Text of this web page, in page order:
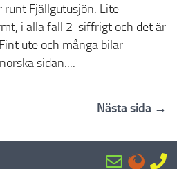
runt Fjällgutusjön. Lite
i alla fall 2-siffrigt och det är
ute och många bilar
sidan....
Nästa sida →